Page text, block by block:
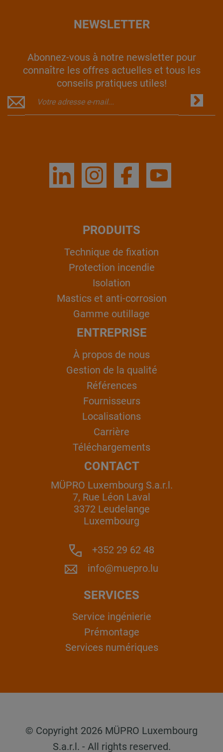
NEWSLETTER
Abonnez-vous à notre newsletter pour
connaître les offres actuelles et tous les
conseils pratiques utiles!
PRODUITS
Technique de fixation
Protection incendie
Isolation
Mastics et anti-corrosion
Gamme outillage
ENTREPRISE
À propos de nous
Gestion de la qualité
Références
Fournisseurs
Localisations
Carrière
Téléchargements
CONTACT
MÜPRO Luxembourg S.a.r.l.
7, Rue Léon Laval
3372 Leudelange
Luxembourg
+352 29 62 48
info@muepro.lu
SERVICES
Service ingénierie
Prémontage
Services numériques
© Copyright 2026 MÜPRO Luxembourg
S.a.r.l. - All rights reserved.